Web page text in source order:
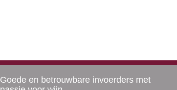
Goede en betrouwbare invoerders met